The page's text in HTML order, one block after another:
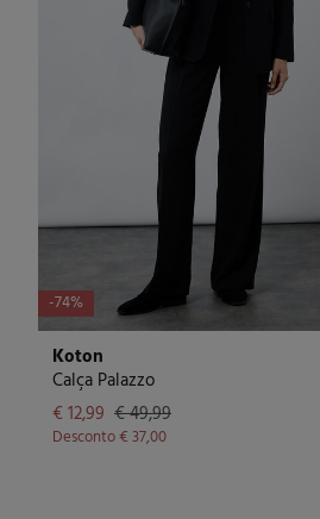
-74%
Koton
Calça Palazzo
€ 12,99 € 49,99
Desconto€ 37,00